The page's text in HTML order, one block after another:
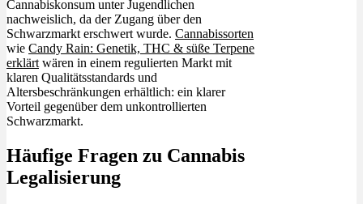
Cannabiskonsum unter Jugendlichen
nachweislich, da der Zugang über den
Schwarzmarkt erschwert wurde. Cannabissorten
wie Candy Rain: Genetik, THC & süße Terpene
erklärt wären in einem regulierten Markt mit
klaren Qualitätsstandards und
Altersbeschränkungen erhältlich: ein klarer
Vorteil gegenüber dem unkontrollierten
Schwarzmarkt.
Häufige Fragen zu Cannabis
Legalisierung